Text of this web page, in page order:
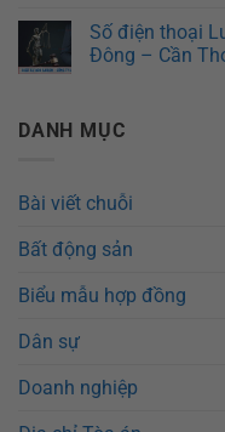
Số điện thoại
Đông – Cần
DANH MỤC
Bài viết chuỗi
Bất động sản
Biểu mẫu hợp đồng
Dân sự
Doanh nghiệp